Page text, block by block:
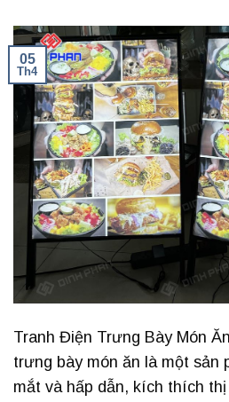
05
Th4
Tranh Điện Trưng Bày Món
trưng bày món ăn là một sản
mắt và hấp dẫn, kích thích